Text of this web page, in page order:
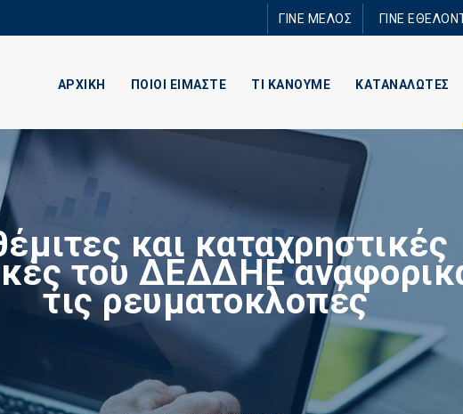
ΓΙΝΕ ΜΕΛΟΣ ΓΙΝΕ
ΑΡΧΙΚΗ ΠΟΙΟΙ ΕΙΜΑΣΤΕ ΤΙ ΚΑΝΟΥΜΕ ΚΑΤΑΝΑΛΩΤΕΣ
και καταχρηστικές
του ΔΕΔΔΗΕ
τις ρευματοκλοπές